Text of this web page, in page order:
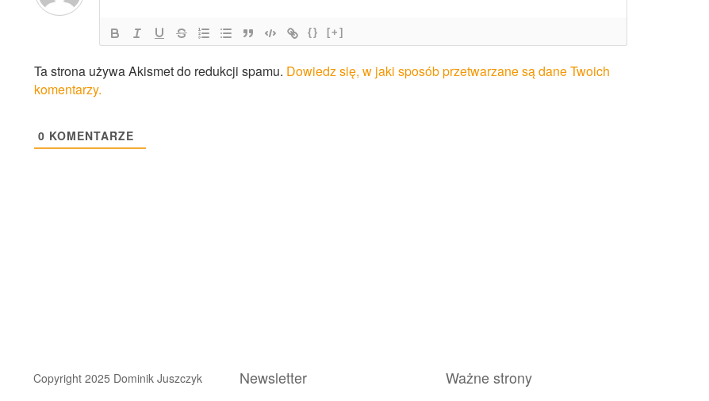
{} [+]
Ta strona używa Akismet do redukcji spamu. Dowiedz się, w jaki sposób przetwarzane są dane Twoich
komentarzy.
0 KOMENTARZE
Copyright 2025 Dominik Juszczyk Newsletter Ważne strony